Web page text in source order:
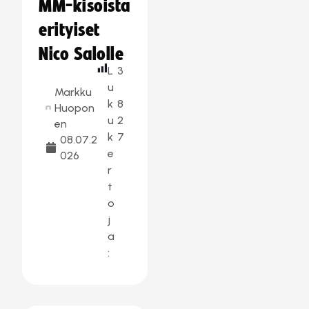
MM-kisoista
erityiset
Nico Salolle
Markku
Huopon
en
08.07.2
026
L
u
k
u
k
e
r
t
o
j
a
:
3
8
2
7